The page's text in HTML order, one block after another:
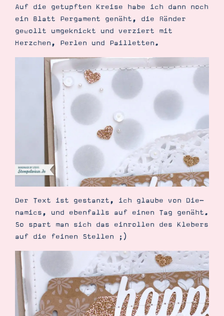
Tipps & Tricks
Ordnungstipps
Impressum Datenschutz
Auf die getupften Kreise habe ich dann noch
ein Blatt Pergament genäht, die Ränder
gewollt umgeknickt und verziert mit
Herzchen, Perlen und Pailletten.
Der Text ist gestanzt, ich glaube von Die-
namics, und ebenfalls auf einen Tag genäht.
So spart man sich das einrollen des Klebers
auf die feinen Stellen ;)